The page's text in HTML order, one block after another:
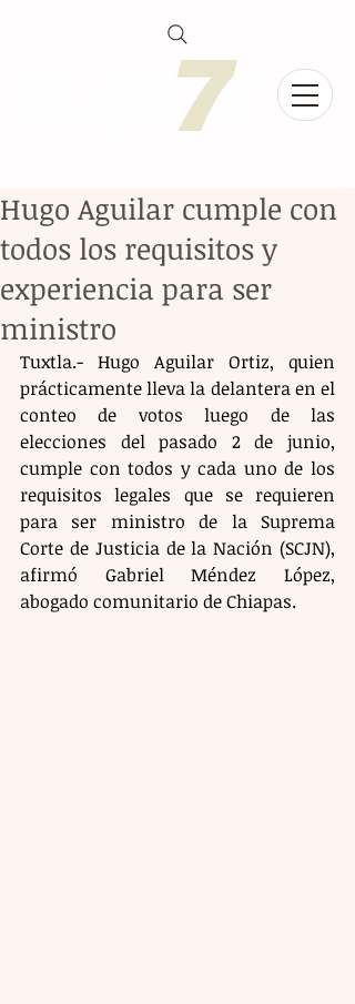
Hugo Aguilar cumple con
todos los requisitos y
experiencia para ser
ministro
Tuxtla.- Hugo Aguilar Ortiz, quien
prácticamente lleva la delantera en el
conteo de votos luego de las
elecciones del pasado 2 de junio,
cumple con todos y cada uno de los
requisitos legales que se requieren
para ser ministro de la Suprema
Corte de Justicia de la Nación (SCJN),
afirmó Gabriel Méndez López,
abogado comunitario de Chiapas.